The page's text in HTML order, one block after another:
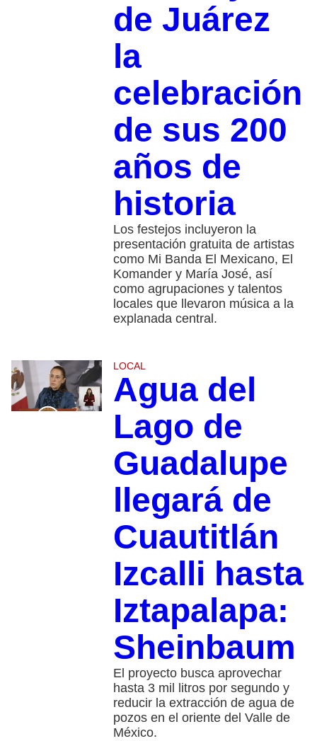
de Juárez
la
celebración
de sus 200
años de
historia
Los festejos incluyeron la
presentación gratuita de artistas
como Mi Banda El Mexicano, El
Komander y María José, así
como agrupaciones y talentos
locales que llevaron música a la
explanada central.
LOCAL
Agua del
Lago de
Guadalupe
llegará de
Cuautitlán
Izcalli hasta
Iztapalapa:
Sheinbaum
El proyecto busca aprovechar
hasta 3 mil litros por segundo y
reducir la extracción de agua de
pozos en el oriente del Valle de
México.